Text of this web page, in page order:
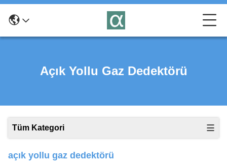
Açık Yollu Gaz Dedektörü
Tüm Kategori
açık yollu gaz dedektörü